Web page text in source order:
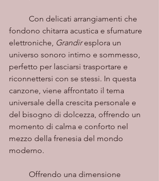
fondono chitarra acustica e sfumature
elettroniche, Grandir esplora un
universo sonoro intimo e sommesso,
perfetto per lasciarsi trasportare e
riconnettersi con se stessi. In questa
canzone, viene affrontato il tema
universale della crescita personale e
del bisogno di dolcezza, offrendo un
momento di calma e conforto nel
mezzo della frenesia del mondo
moderno.